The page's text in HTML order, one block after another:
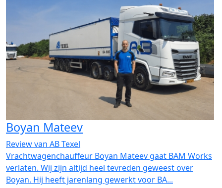
Boyan Mateev
Review van AB Texel
Vrachtwagenchauffeur Boyan Mateev gaat BAM Works
verlaten. Wij zijn altijd heel tevreden geweest over
Boyan. Hij heeft jarenlang gewerkt voor BA...